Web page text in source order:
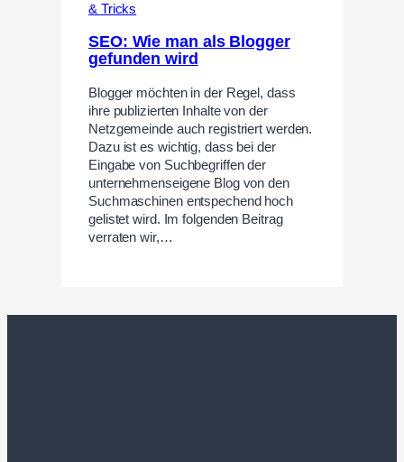
& Tricks
SEO: Wie man als Blogger
gefunden wird
Blogger möchten in der Regel, dass
ihre publizierten Inhalte von der
Netzgemeinde auch registriert werden.
Dazu ist es wichtig, dass bei der
Eingabe von Suchbegriffen der
unternehmenseigene Blog von den
Suchmaschinen entspechend hoch
gelistet wird. Im folgenden Beitrag
verraten wir,…